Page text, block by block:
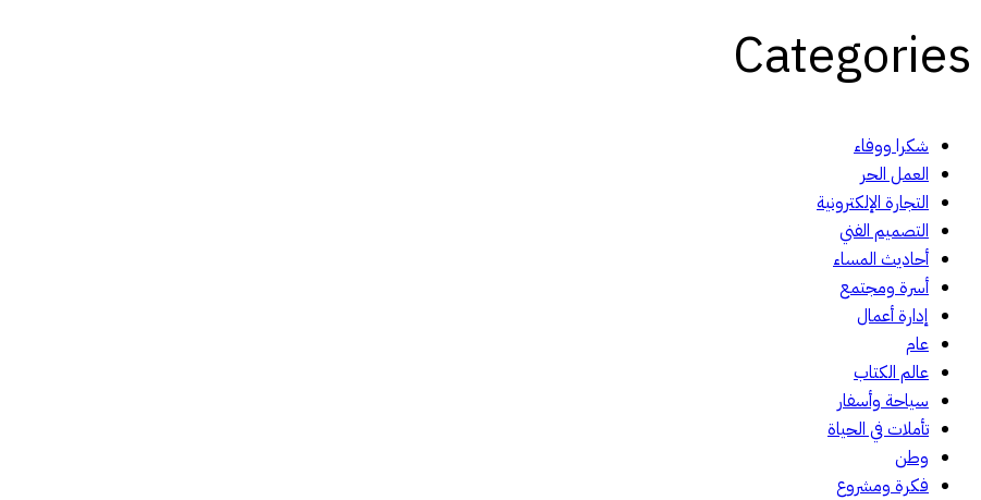
Categories
شكرا ووفاء
العمل الحر
التجارة الإلكترونية
التصميم الفني
أحاديث المساء
أسرة ومجتمع
إدارة أعمال
عام
عالم الكتاب
سياحة وأسفار
تأملات في الحياة
وطن
فكرة ومشروع